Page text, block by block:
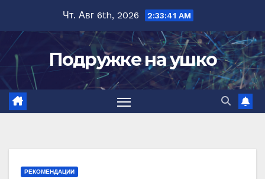
содержимому
Чт. Авг 6th, 2026 2:33:42 AM
Подружке на ушко
РЕКОМЕНДАЦИИ